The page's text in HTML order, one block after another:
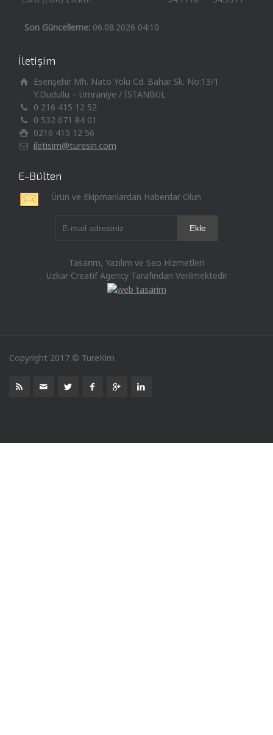
Son Güncelleme: 06.08.2026 04:10
İletişim
Esenşehir Mh. Nato Yolu Cd. Bahar Sk. No:13/1
Y.Dudullu – Ümraniye / İSTANBUL
0 216 415 12 52
0 532 671 84 01
0216 415 12 56
iletisim@turesin.com
E-Bülten
Ürün ve Ekipmanlardan Haberdar Olun
Tasarım, Yazılım ve Seo Hizmetleri
Uzkar Creatif Agency Tarafından Verilmektedir
Copyright 2017 © TureKim